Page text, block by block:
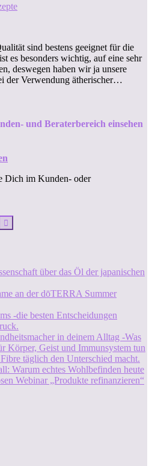
sind bestens geeignet für die
es besonders wichtig, auf eine sehr
deswegen haben wir ja unsere
der Verwendung ätherischer…
und Beraterbereich einsehen
Dich im Kunden- oder
über das Öl der japanischen
an der dōTERRA Summer
-die besten Entscheidungen
in deinem Alltag -Was
Körper, Geist und Immunsystem tun
täglich den Unterschied macht.
Warum echtes Wohlbefinden heute
Webinar „Produkte refinanzieren“